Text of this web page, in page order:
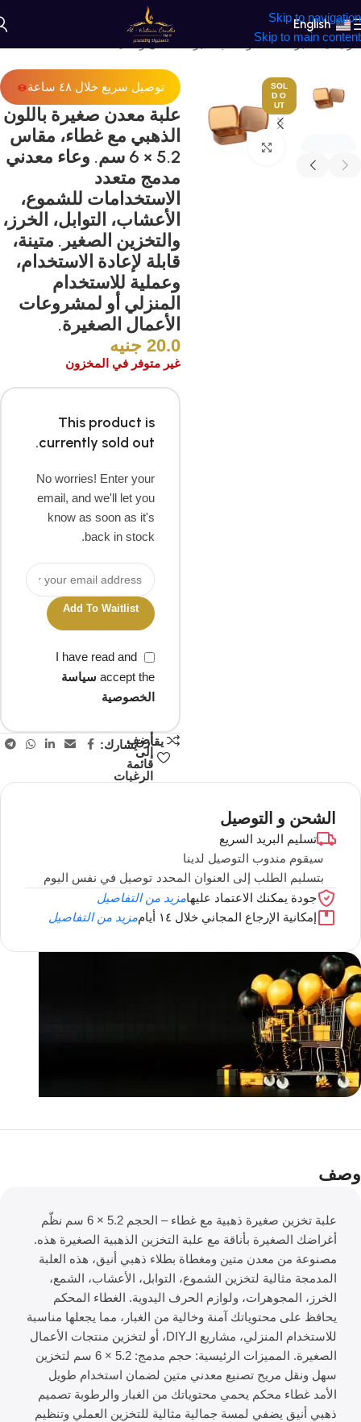
Skip to navigation
Skip to main content
English
الرئيسية / البرطمانات والعلب عبوات معدن ومنديلا
SOL
D O
UT
Click to enlarge
توصيل سريع خلال ٤٨ ساعة
علبة معدن صغيرة باللون
الذهبي مع غطاء، مقاس
5.2 × 6 سم. وعاء معدني
مدمج متعدد
الاستخدامات للشموع،
الأعشاب، التوابل، الخرز،
والتخزين الصغير. متينة،
قابلة لإعادة الاستخدام،
وعملية للاستخدام
المنزلي أو لمشروعات
الأعمال الصغيرة.
20.0 جنيه
غير متوفر في المخزون
This product is
currently sold out.
No worries! Enter your
email, and we'll let you
know as soon as it's
back in stock.
Add To Waitlist
I have read and
accept the سياسة
الخصوصية
يقارن
أضف
إلى
قائمة
الرغبات
يشارك:
الشحن و التوصيل
تسليم البريد السريع
سيقوم مندوب التوصيل لدينا
بتسليم الطلب إلى العنوان المحدد توصيل في نفس اليوم
جودة يمكنك الاعتماد عليهامزيد من التفاصيل
إمكانية الإرجاع المجاني خلال ١٤ أيام مزيد من التفاصيل
لفترة محدودة فقط!
المنافسةوصف
علبة تخزين صغيرة ذهبية مع غطاء – الحجم 5.2 × 6 سم نظّم
أغراضك الصغيرة بأناقة مع علبة التخزين الذهبية الصغيرة هذه.
مصنوعة من معدن متين ومغطاة بطلاء ذهبي أنيق، هذه العلبة
المدمجة مثالية لتخزين الشموع، التوابل، الأعشاب، الشمع،
الخرز، المجوهرات، ولوازم الحرف اليدوية. الغطاء المحكم
يحافظ على محتوياتك آمنة وخالية من الغبار، مما يجعلها مناسبة
للاستخدام المنزلي، مشاريع الـDIY، أو لتخزين منتجات الأعمال
الصغيرة. المميزات الرئيسية: حجم مدمج: 5.2 × 6 سم لتخزين
سهل ونقل مريح تصنيع معدني متين لضمان استخدام طويل
الأمد غطاء محكم يحمي محتوياتك من الغبار والرطوبة تصميم
ذهبي أنيق يضفي لمسة جمالية مثالية للتخزين العملي وتنظيم